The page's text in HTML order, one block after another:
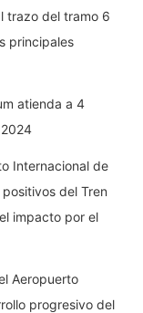
trazo del tramo 6
principales
atienda a 4
Internacional de
del Tren
impacto por el
Aeropuerto
progresivo del